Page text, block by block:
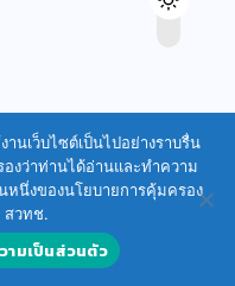
นเว็บไซต์เป็นไปอย่างราบรื่น
งว่าท่านได้อ่านและทำความ
หนึ่งของนโยบายการคุ้มครอง
วทช.
ามเป็นส่วนตัว